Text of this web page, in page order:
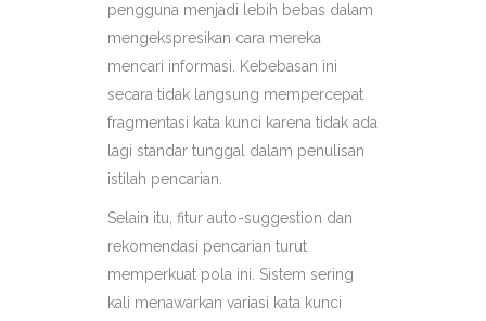
pengguna menjadi lebih bebas dalam
mengekspresikan cara mereka
mencari informasi. Kebebasan ini
secara tidak langsung mempercepat
fragmentasi kata kunci karena tidak ada
lagi standar tunggal dalam penulisan
istilah pencarian.
Selain itu, fitur auto-suggestion dan
rekomendasi pencarian turut
memperkuat pola ini. Sistem sering
kali menawarkan variasi kata kunci